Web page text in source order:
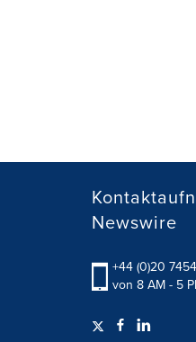
Newswire
+44 (0)20
von 8 AM - 5